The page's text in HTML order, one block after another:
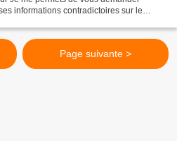
informations contradictoires sur le
Page suivante >